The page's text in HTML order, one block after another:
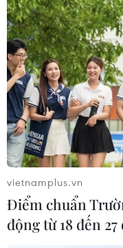
vietnamplus.vn
Điểm chuẩn
động từ 18 đến 27